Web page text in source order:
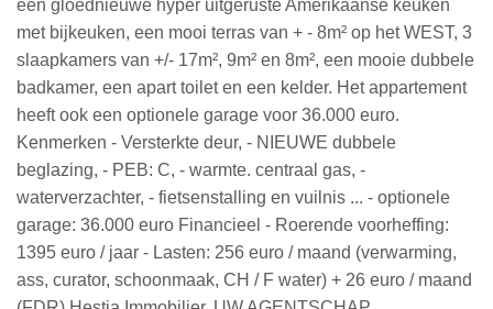
een gloednieuwe hyper uitgeruste Amerikaanse keuken
met bijkeuken, een mooi terras van + - 8m² op het WEST, 3
slaapkamers van +/- 17m², 9m² en 8m², een mooie dubbele
badkamer, een apart toilet en een kelder. Het appartement
heeft ook een optionele garage voor 36.000 euro.
Kenmerken - Versterkte deur, - NIEUWE dubbele
beglazing, - PEB: C, - warmte. centraal gas, -
waterverzachter, - fietsenstalling en vuilnis ... - optionele
garage: 36.000 euro Financieel - Roerende voorheffing:
1395 euro / jaar - Lasten: 256 euro / maand (verwarming,
ass, curator, schoonmaak, CH / F water) + 26 euro / maand